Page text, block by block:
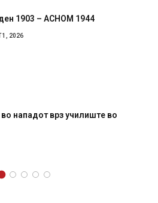
1903 – АСНОМ 1944
1, 2026
нападот врз училиште во